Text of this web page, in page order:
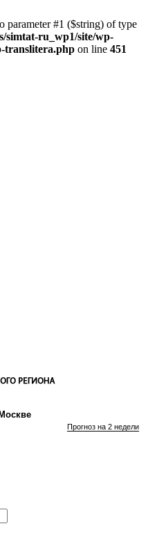
parameter #1 ($string) of type
simtat-ru_wp1/site/wp-
translitera.php on line 451
Прогноз на 2 недели